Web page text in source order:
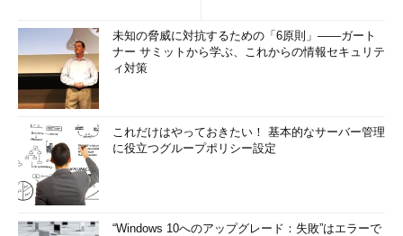
未知の脅威に対抗するための「6原則」――ガート
ナー サミットから学ぶ、これからの情報セキュリテ
ィ対策
これだけはやっておきたい！ 基本的なサーバー管理
に役立つグループポリシー設定
“Windows 10へのアップグレード：失敗”はエラーで